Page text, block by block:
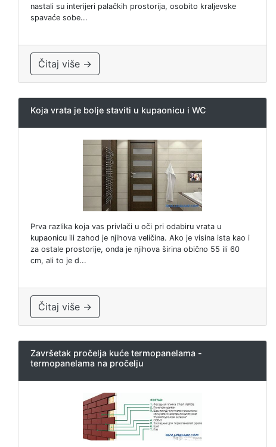
nastali su interijeri palačkih prostorija, osobito kraljevske
spavaće sobe...
Čitaj više →
Koja vrata je bolje staviti u kupaonicu i WC
Prva razlika koja vas privlači u oči pri odabiru vrata u
kupaonicu ili zahod je njihova veličina. Ako je visina ista kao i
za ostale prostorije, onda je njihova širina obično 55 ili 60
cm, ali to je d...
Čitaj više →
Završetak pročelja kuće termopanelama -
termopanelama na pročelju